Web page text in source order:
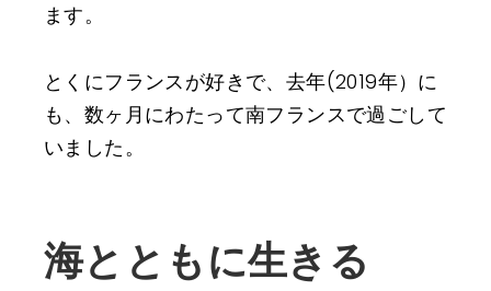
ます。
とくにフランスが好きで、去年(2019年）に
も、数ヶ月にわたって南フランスで過ごして
いました。
海とともに生きる